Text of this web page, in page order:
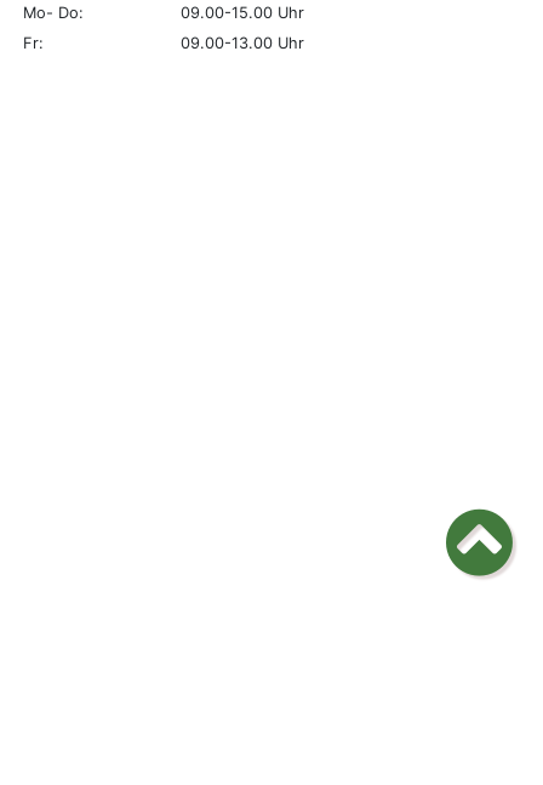
Mo- Do:
09.00-15.00 Uhr
Fr:
09.00-13.00 Uhr